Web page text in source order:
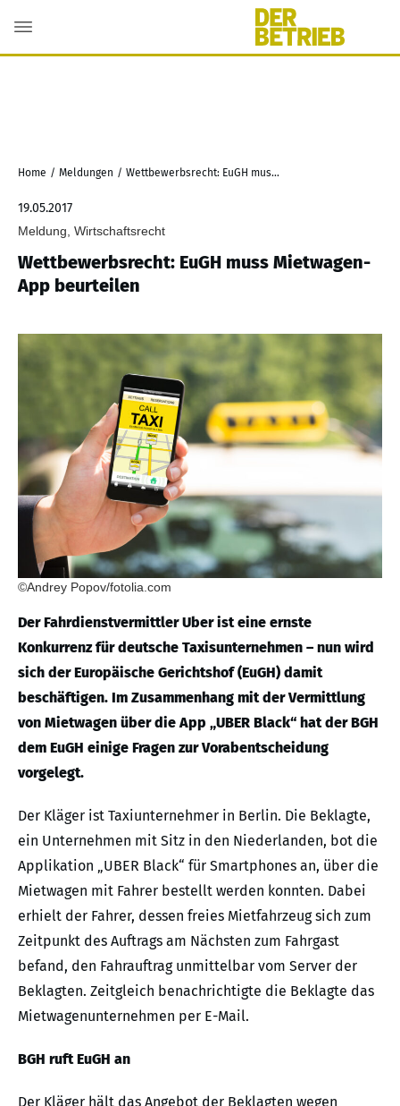
Home / Meldungen / Wettbewerbsrecht: EuGH muss Mietwagen-App beurteilen
19.05.2017
Meldung, Wirtschaftsrecht
Wettbewerbsrecht: EuGH muss Mietwagen-
App beurteilen
©Andrey Popov/fotolia.com
Der Fahrdienstvermittler Uber ist eine ernste
Konkurrenz für deutsche Taxisunternehmen – nun wird
sich der Europäische Gerichtshof (EuGH) damit
beschäftigen. Im Zusammenhang mit der Vermittlung
von Mietwagen über die App „UBER Black“ hat der BGH
dem EuGH einige Fragen zur Vorabentscheidung
vorgelegt.
Der Kläger ist Taxiunternehmer in Berlin. Die Beklagte,
ein Unternehmen mit Sitz in den Niederlanden, bot die
Applikation „UBER Black“ für Smartphones an, über die
Mietwagen mit Fahrer bestellt werden konnten. Dabei
erhielt der Fahrer, dessen freies Mietfahrzeug sich zum
Zeitpunkt des Auftrags am Nächsten zum Fahrgast
befand, den Fahrauftrag unmittelbar vom Server der
Beklagten. Zeitgleich benachrichtigte die Beklagte das
Mietwagenunternehmen per E-Mail.
BGH ruft EuGH an
Der Kläger hält das Angebot der Beklagten wegen